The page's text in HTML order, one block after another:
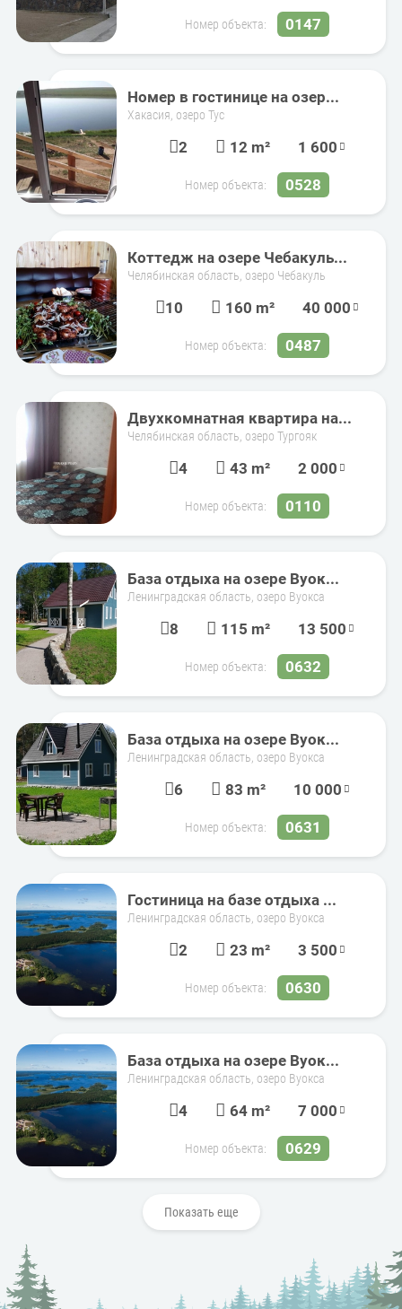
Номер объекта: 0147
Номер в гостинице на озер...
Хакасия, озеро Тус
2 12 m² 1 600
Номер объекта: 0528
Коттедж на озере Чебакуль...
Челябинская область, озеро Чебакуль
10 160 m² 40 000
Номер объекта: 0487
Двухкомнатная квартира на...
Челябинская область, озеро Тургояк
4 43 m² 2 000
Номер объекта: 0110
База отдыха на озере Вуок...
Ленинградская область, озеро Вуокса
8 115 m² 13 500
Номер объекта: 0632
База отдыха на озере Вуок...
Ленинградская область, озеро Вуокса
6 83 m² 10 000
Номер объекта: 0631
Гостиница на базе отдыха ...
Ленинградская область, озеро Вуокса
2 23 m² 3 500
Номер объекта: 0630
База отдыха на озере Вуок...
Ленинградская область, озеро Вуокса
4 64 m² 7 000
Номер объекта: 0629
Показать еще